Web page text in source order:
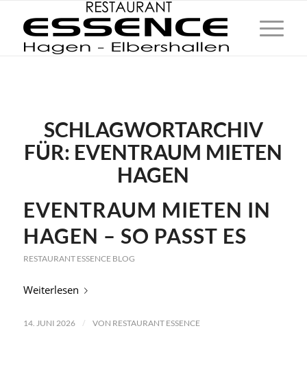
SCHLAGWORTARCHIV
FÜR: EVENTRAUM MIETEN
HAGEN
EVENTRAUM MIETEN IN
HAGEN – SO PASST ES
RESTAURANT ESSENCE BLOG
Weiterlesen
14. JUNI 2026 / VON RESTAURANT ESSENCE